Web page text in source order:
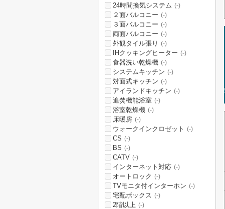
24時間換気システム (-)
２面バルコニー (-)
３面バルコニー (-)
両面バルコニー (-)
外観タイル張り (-)
IHクッキングヒーター (-)
食器洗い乾燥機 (-)
システムキッチン (-)
対面式キッチン (-)
アイランドキッチン (-)
追焚機能浴室 (-)
浴室乾燥機 (-)
床暖房 (-)
ウォークインクロゼット (-)
CS (-)
BS (-)
CATV (-)
インターネット対応 (-)
オートロック (-)
TVモニタ付インターホン (-)
宅配ボックス (-)
2階以上 (-)